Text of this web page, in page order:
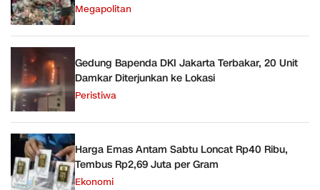
Megapolitan
Gedung Bapenda DKI Jakarta Terbakar, 20 Unit
Damkar Diterjunkan ke Lokasi
Peristiwa
Harga Emas Antam Sabtu Loncat Rp40 Ribu,
Tembus Rp2,69 Juta per Gram
Ekonomi